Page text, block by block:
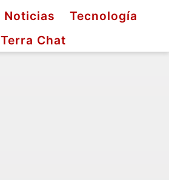
Noticias
Tecnología
Terra Chat